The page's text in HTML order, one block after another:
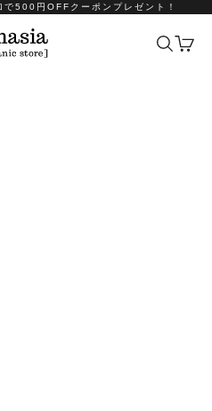
500円OFFクーポンプレゼント！
organic store 検索カート